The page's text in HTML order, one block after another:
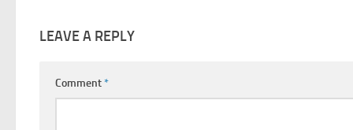
LEAVE A REPLY
Comment*